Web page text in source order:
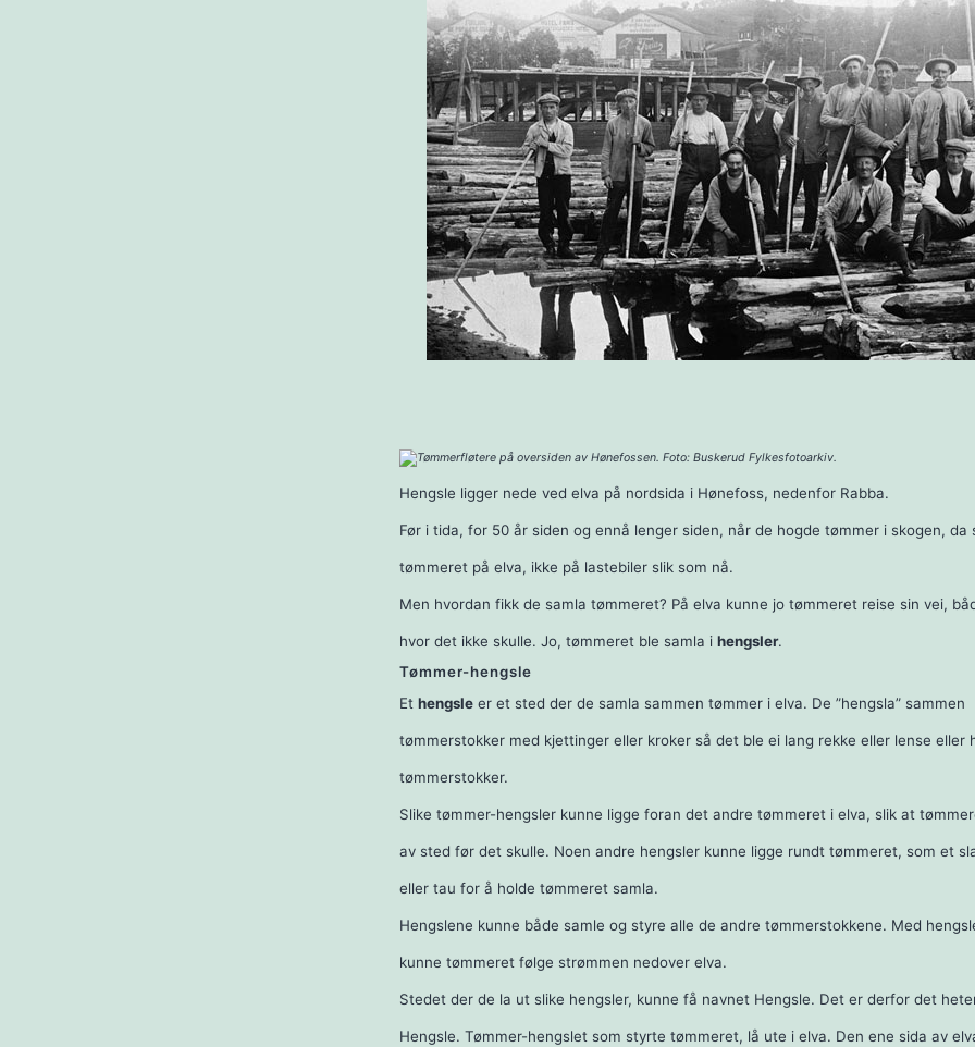
Tømmerfløtere på oversiden av Hønefossen. Foto: Buskerud Fylkesfotoarkiv.
Hengsle ligger nede ved elva på nordsida i Hønefoss, nedenfor Rabba.
Før i tida, for 50 år siden og ennå lenger siden, når de hogde tømmer i skogen, da
tømmeret på elva, ikke på lastebiler slik som nå.
Men hvordan fikk de samla tømmeret? På elva kunne jo tømmeret reise sin vei,
hvor det ikke skulle. Jo, tømmeret ble samla i hengsler.
Tømmer-hengsle
Et hengsle er et sted der de samla sammen tømmer i elva. De ”hengsla” sammen
tømmerstokker med kjettinger eller kroker så det ble ei lang rekke eller lense eller
tømmerstokker.
Slike tømmer-hengsler kunne ligge foran det andre tømmeret i elva, slik at
av sted før det skulle. Noen andre hengsler kunne ligge rundt tømmeret, som et
eller tau for å holde tømmeret samla.
Hengslene kunne både samle og styre alle de andre tømmerstokkene. Med
kunne tømmeret følge strømmen nedover elva.
Stedet der de la ut slike hengsler, kunne få navnet Hengsle. Det er derfor det
Hengsle. Tømmer-hengslet som styrte tømmeret, lå ute i elva. Den ene sida av